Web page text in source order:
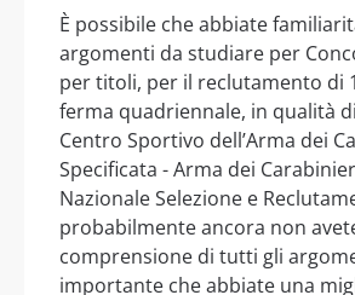
È possibile che abbiate
argomenti da studiare per
per titoli, per il reclutamento di
ferma quadriennale, in qualità
Centro Sportivo dell’Arma dei
Specificata - Arma dei
Nazionale Selezione e
probabilmente ancora non
comprensione di tutti gli
importante che abbiate una